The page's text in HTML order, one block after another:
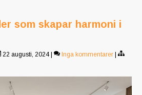
som skapar harmoni i
22 augusti, 2024 Inga kommentarer